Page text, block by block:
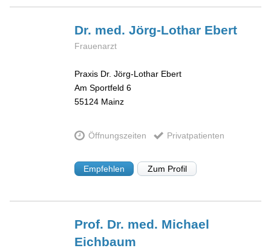
Dr. med. Jörg-Lothar Ebert
Frauenarzt
Praxis Dr. Jörg-Lothar Ebert
Am Sportfeld 6
55124 Mainz
Öffnungszeiten Privatpatienten
Empfehlen Zum Profil
Prof. Dr. med. Michael
Eichbaum